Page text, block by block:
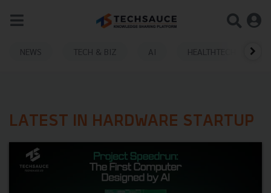
NEWS TECH & BIZ AI HEALTHTECH
LATEST IN HARDWARE STARTUP